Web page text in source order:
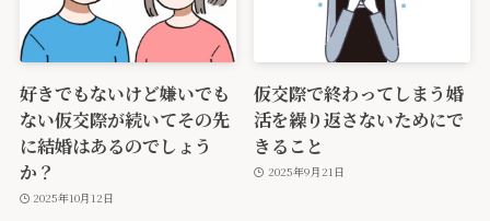
好きでもないけど嫌いでも
ない仮交際が続いてその先
に結婚はあるのでしょう
か？
2025年10月12日
仮交際で終わってしまう婚
活を繰り返さないためにで
きること
2025年9月21日